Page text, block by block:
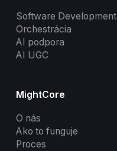
Software Development
Orchestrácia
AI podpora
AI UGC
MightCore
O nás
Ako to funguje
Proces